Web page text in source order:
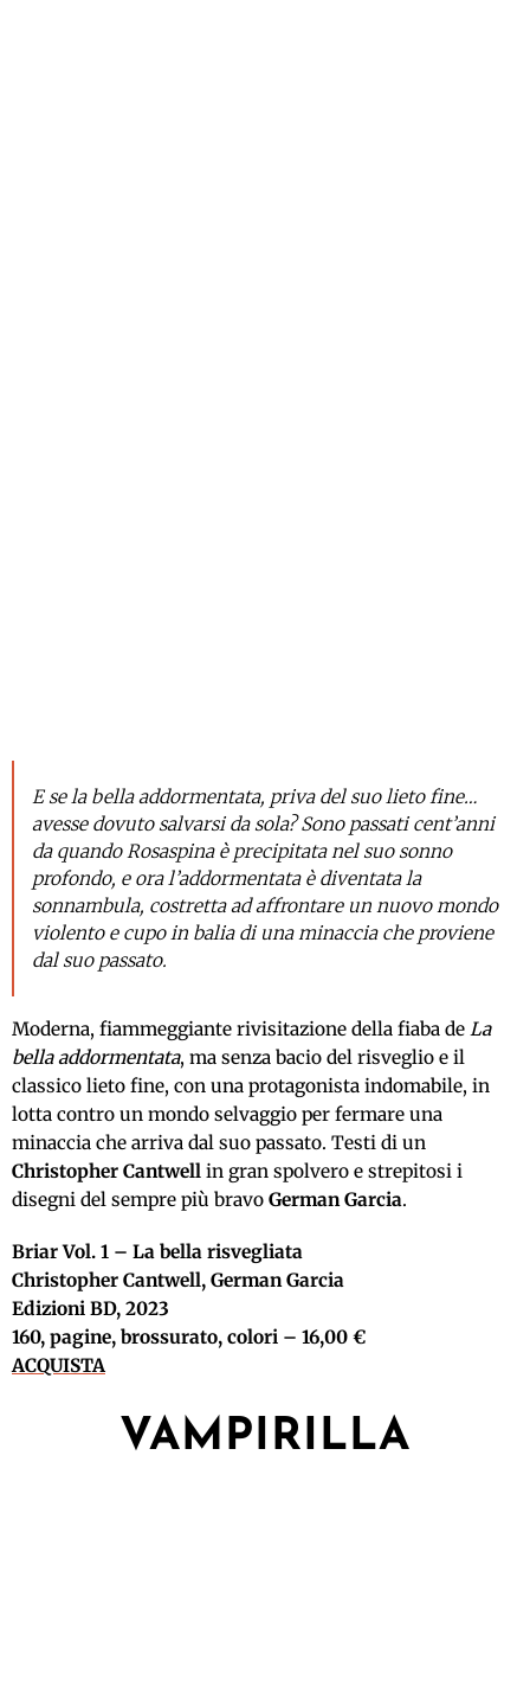
E se la bella addormentata, priva del suo lieto fine…
avesse dovuto salvarsi da sola? Sono passati cent’anni
da quando Rosaspina è precipitata nel suo sonno
profondo, e ora l’addormentata è diventata la
sonnambula, costretta ad affrontare un nuovo mondo
violento e cupo in balia di una minaccia che proviene
dal suo passato.
Moderna, fiammeggiante rivisitazione della fiaba de La
bella addormentata, ma senza bacio del risveglio e il
classico lieto fine, con una protagonista indomabile, in
lotta contro un mondo selvaggio per fermare una
minaccia che arriva dal suo passato. Testi di un
Christopher Cantwell in gran spolvero e strepitosi i
disegni del sempre più bravo German Garcia.
Briar Vol. 1 – La bella risvegliata
Christopher Cantwell, German Garcia
Edizioni BD, 2023
160, pagine, brossurato, colori – 16,00 €
ACQUISTA
VAMPIRILLA